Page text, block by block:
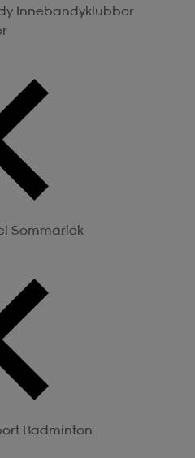
Innebandyklubbor
Sommarlek
Badminton